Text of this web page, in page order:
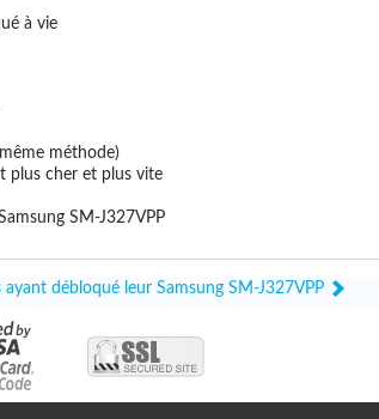
à vie
méthode)
plus cher et plus vite
SM-J327VPP
débloqué leur Samsung SM-J327VPP